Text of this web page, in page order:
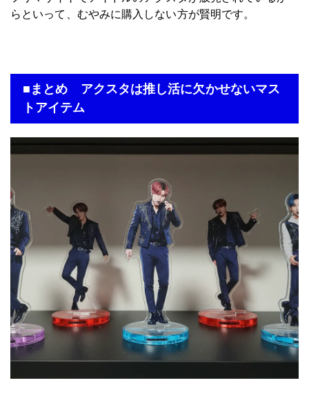
らといって、むやみに購入しない方が賢明です。
■まとめ アクスタは推し活に欠かせないマス
トアイテム